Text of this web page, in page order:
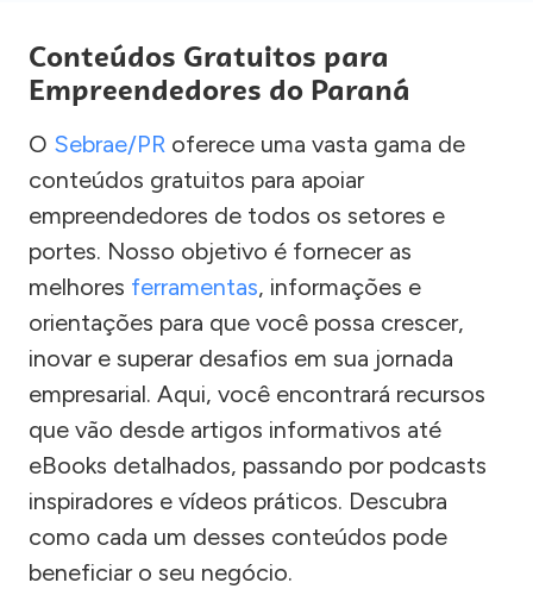
Conteúdos Gratuitos para
Empreendedores do Paraná
O Sebrae/PR oferece uma vasta gama de
conteúdos gratuitos para apoiar
empreendedores de todos os setores e
portes. Nosso objetivo é fornecer as
melhores ferramentas, informações e
orientações para que você possa crescer,
inovar e superar desafios em sua jornada
empresarial. Aqui, você encontrará recursos
que vão desde artigos informativos até
eBooks detalhados, passando por podcasts
inspiradores e vídeos práticos. Descubra
como cada um desses conteúdos pode
beneficiar o seu negócio.